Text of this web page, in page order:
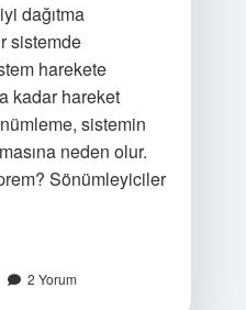
dağıtma
sistemde
harekete
kadar hareket
sistemin
neden olur.
Sönümleyiciler
2 Yorum